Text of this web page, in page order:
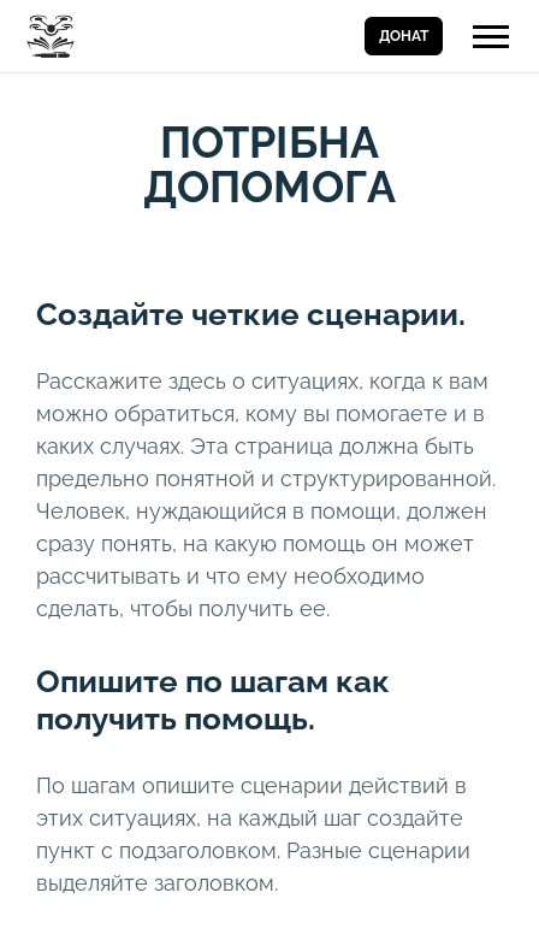
ДОНАТ
ПОТРІБНА
ДОПОМОГА
Создайте четкие сценарии.
Расскажите здесь о ситуациях, когда к вам
можно обратиться, кому вы помогаете и в
каких случаях. Эта страница должна быть
предельно понятной и структурированной.
Человек, нуждающийся в помощи, должен
сразу понять, на какую помощь он может
рассчитывать и что ему необходимо
сделать, чтобы получить ее.
Опишите по шагам как
получить помощь.
По шагам опишите сценарии действий в
этих ситуациях, на каждый шаг создайте
пункт с подзаголовком. Разные сценарии
выделяйте заголовком.